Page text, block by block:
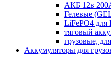
АКБ 12в
Гелевые
LiFePO4
тяговый
грузовые,
Аккумуляторы для